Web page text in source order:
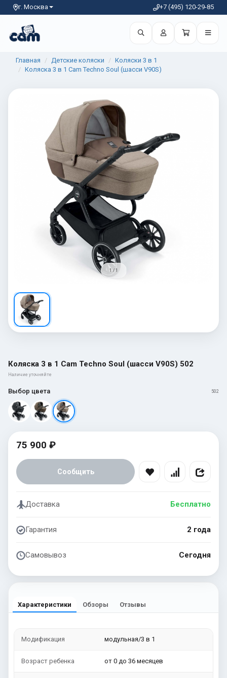
г. Москва +7 (495) 120-29-85
Главная Детские коляски
Коляски 3 в 1
Коляска 3 в 1 Cam Techno Soul (шасси V90S)
1 / 1
Коляска 3 в 1 Cam Techno Soul (шасси V90S) 502
Наличие уточняйте
Выбор цвета 502
75 900 ₽
Сообщить
Доставка Бесплатно
Гарантия 2 года
Самовывоз Сегодня
Характеристики Обзоры Отзывы
Модификация модульная/3 в 1
Возраст ребенка от 0 до 36 месяцев